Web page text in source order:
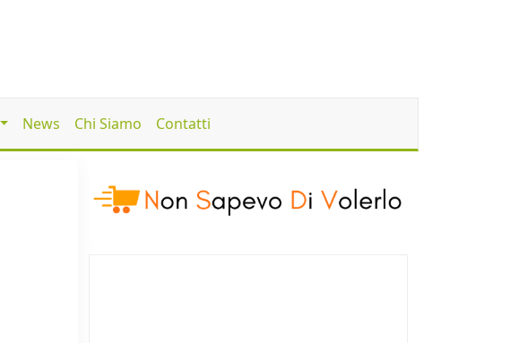
News Chi Siamo Contatti